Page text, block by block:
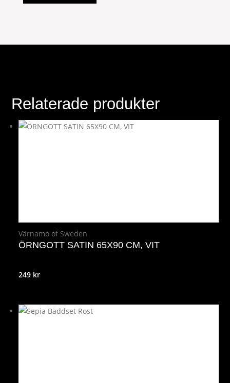
Relaterade produkter
Värnamo of Sweden
ÖRNGOTT SATIN 65X90 CM, VIT
249 kr